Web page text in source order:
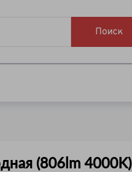
Поиск
(806lm 4000K)